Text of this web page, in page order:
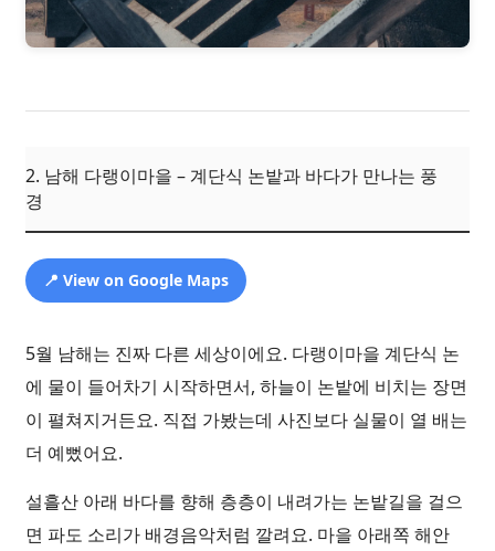
2. 남해 다랭이마을 – 계단식 논밭과 바다가 만나는 풍
경
📍 View on Google Maps
5월 남해는 진짜 다른 세상이에요. 다랭이마을 계단식 논
에 물이 들어차기 시작하면서, 하늘이 논밭에 비치는 장면
이 펼쳐지거든요. 직접 가봤는데 사진보다 실물이 열 배는
더 예뻤어요.
설흘산 아래 바다를 향해 층층이 내려가는 논밭길을 걸으
면 파도 소리가 배경음악처럼 깔려요. 마을 아래쪽 해안